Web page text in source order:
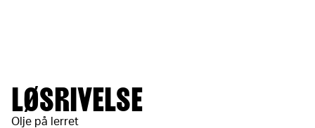
LØSRIVELSE
Olje på lerret